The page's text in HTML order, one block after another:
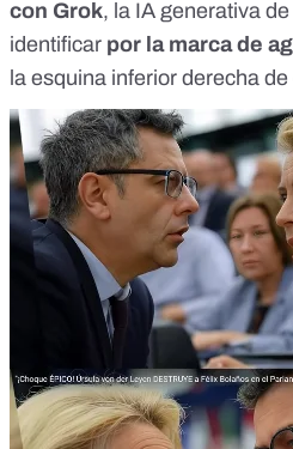
con Grok, la IA generativa de
identificar por la marca de
la esquina inferior derecha